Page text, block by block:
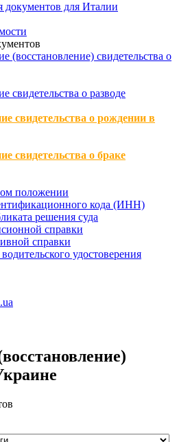
документов для Италии
(восстановление) свидетельства о
свидетельства о разводе
свидетельства о рождении в
свидетельства о браке
положении
кода (ИНН)
решения суда
справки
справки
удостоверения